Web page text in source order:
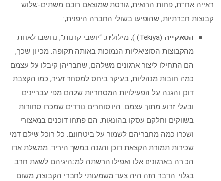
ראייה אחרת, פחות הרואית, גורסת שמוצאם רובם משתים-שלוש
קבוצות חברתיות, שהופיעו בשולי החברה היפנית,:
הטאקייה
(Tekiya) ), מילולית: “יושבי קרנות”, נחשבו לאחת
מהקבוצות הסוציאליות הנמוכות באותה תקופה. מכיוון שכך,
הם התחילו ליצור ארגונים משלהם, שחבריהן קיבלו על עצמם
כמה חובות מנהליות, בעיקר ביחס למסחר זעיר, כמו הקצבת
דוכן והגנה על הפעילויות המסחריות שלהם מפי עבריינים
ובעלי זרוע מתוך עצמם. היו סוחרים נודדים שמכרו סחורות
בשווקים וחלקם עסקו בהונאות. הם פתחו דוכנים במאצורי
ושכרו כמה מחבריהם לשמור על ביטחונם. כל רוכל שילם דמי
שכירות תמורת הקצאת דוכן והגנה במשך היריד. ממשלת אדו
הכירה בארגונים אלו ואפילו הרשתה למנהיגיהם לשאת חרב
בגלוי. הדבר הזה היה צעד משמעותי לחברי הקבוצה, משום